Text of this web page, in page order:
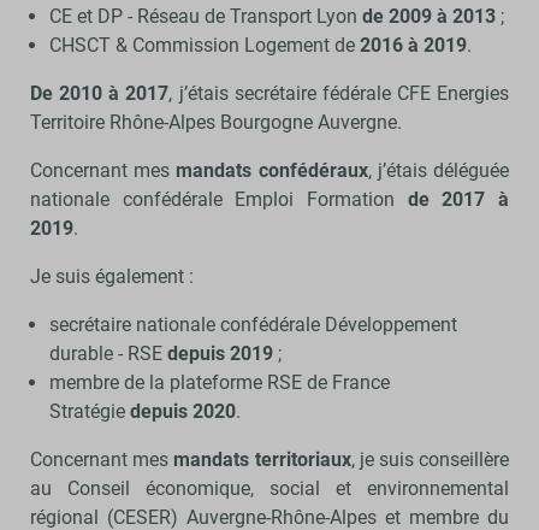
CE et DP - Réseau de Transport Lyon de 2009 à 2013;
CHSCT & Commission Logement de 2016 à 2019.
De 2010 à 2017, j’étais secrétaire fédérale CFE Energies
Territoire Rhône-Alpes Bourgogne Auvergne.
Concernant mes mandats confédéraux, j’étais déléguée
nationale confédérale Emploi Formation de 2017 à
2019.
Je suis également :
secrétaire nationale confédérale Développement
durable - RSE depuis 2019;
membre de la plateforme RSE de France
Stratégie depuis 2020.
Concernant mes mandats territoriaux, je suis conseillère
au Conseil économique, social et environnemental
régional (CESER) Auvergne-Rhône-Alpes et membre du